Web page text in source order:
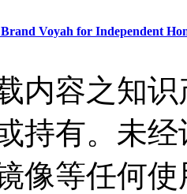
Voyah for Independent
内容之知
持有。未
像等任何使